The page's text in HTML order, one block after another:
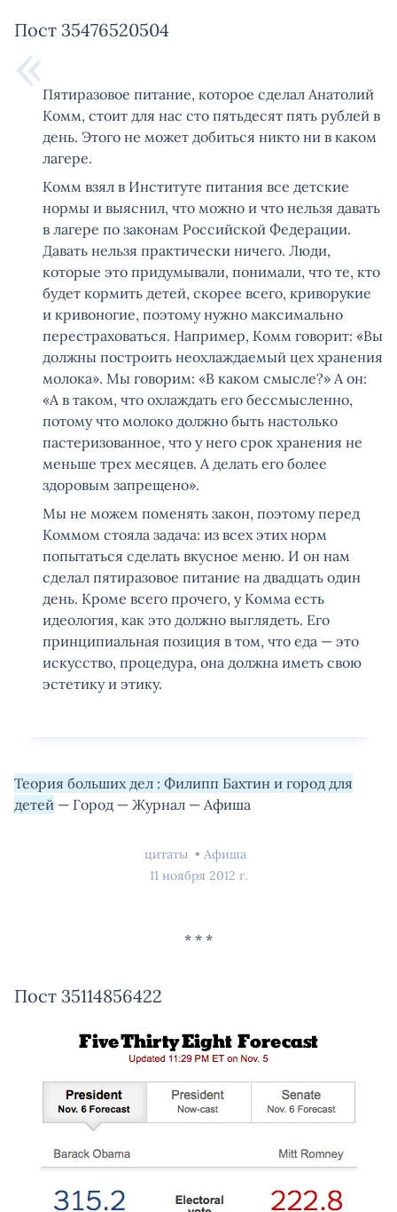
Пост 35476520504
Пятиразовое питание, которое сделал Анатолий
Комм, стоит для нас сто пятьдесят пять рублей в
день. Этого не может добиться никто ни в каком
лагере.
Комм взял в Институте питания все детские
нормы и выяснил, что можно и что нельзя давать
в лагере по законам Российской Федерации.
Давать нельзя практически ничего. Люди,
которые это придумывали, понимали, что те, кто
будет кормить детей, скорее всего, криворукие
и кривоногие, поэтому нужно максимально
перестраховаться. Например, Комм говорит: «Вы
должны построить неохлаждаемый цех хранения
молока». Мы говорим: «В каком смысле?» А он:
«А в таком, что охлаждать его бессмысленно,
потому что молоко должно быть настолько
пастеризованное, что у него срок хранения не
меньше трех месяцев. А делать его более
здоровым запрещено».
Мы не можем поменять закон, поэтому перед
Коммом стояла задача: из всех этих норм
попытаться сделать вкусное меню. И он нам
сделал пятиразовое питание на двадцать один
день. Кроме всего прочего, у Комма есть
идеология, как это должно выглядеть. Его
принципиальная позиция в том, что еда — это
искусство, процедура, она должна иметь свою
эстетику и этику.
Теория больших дел : Филипп Бахтин и город для
детей — Город — Журнал — Афиша
цитаты
Афиша
11 ноября 2012 г.
Пост 35114856422